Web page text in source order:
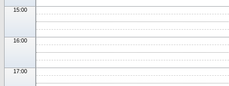
15:00
16:00
17:00